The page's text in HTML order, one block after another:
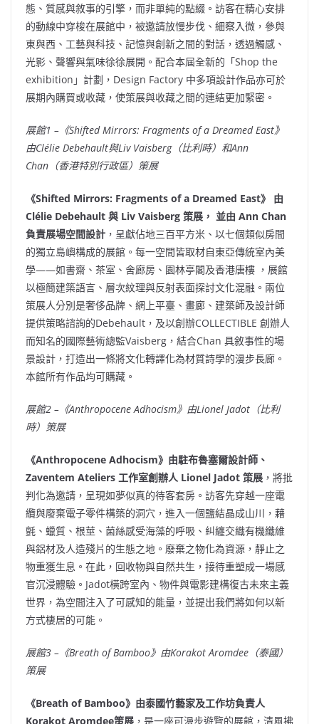
態、質感與敘事的引擎，而非單純的點綴。訪客在精心安排
的動線中穿梭在展館中，被邀請放慢步伐、細察入微，參與
東與西、工藝與科技、記憶與創新之間的對話，透過觸感、
光影、聲響與氣味徐徐展開。配合本屆全新的「Shop the
exhibition」計劃，Design Factory 中多項設計作品亦可於
展期內購買或收藏，使策展與收藏之間的連結更加緊密。
展館1 – 《Shifted Mirrors: Fragments of a Dreamed East》
由Clélie Debehault與Liv Vaisberg（比利時）和Ann
Chan （香港特別行政區）策展
《Shifted Mirrors: Fragments of a Dreamed East》
由
Clélie Debehault 與 Liv Vaisberg 策展， 並由 Ann Chan
負責展場空間設計 ，呈獻佔地三百平方米、以七個類似房間
的獨立島嶼構成的展館。每一空間皆取材自東亞傳統室內美
學——如書齋、茶室、舍廊房、園林亭閣及香港唐樓 ，展館
以極簡建築語言、層次紋理與反射表面探討文化混融。兩位
策展人分別是奢侈品牌、網上平臺、畫廊、建築師及設計師
提供策略諮詢的Debehault，及以創辦COLLECTIBLE 創辦人
而知名的國際藝術總監Vaisberg，結合Chan 具敘事性的場
景設計，打造出一條將文化轉譯化為材質詩學的漫步長廊。
本館所有作品均可購藏。
展館2 – 《Anthropocene Adhocism》由Lionel Jadot （比利
時）策展
《Anthropocene Adhocism》由駐布魯塞爾設計師、
Zaventem Ateliers 工作室創辦人 Lionel Jadot 策展 ，將批
判化為邀請，呈現如夢似真的待客套房。訪客先穿越一座電
纜與廢棄電子零件構築的洞穴，進入一個鹽結晶成山川，藉
氈、蠟質、根莖、菌絲感受海藻的呼吸、糾纏交織有機纖維
與鋁材及人造殘片的生態之地。廢棄之物化為資源，靜止之
物重獲生息。在此，回收物與自然共生，接待重塑成一場感
官沉浸體驗。Jadot橫跨室內、物件與電影建構復古未來主義
世界，為空間注入了可感知的能量，並提出我們將如何以新
方式棲居的可能。
展館3 – 《Breath of Bamboo》由Korakot Aromdee （泰國）
策展
《Breath of Bamboo》由泰國竹藝家及工作坊負責人
Korakot Aromdee策展 ，是一座可漫步遊覽的展館，清風拂